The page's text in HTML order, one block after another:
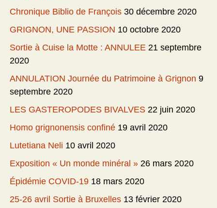
Chronique Biblio de François 30 décembre 2020
GRIGNON, UNE PASSION 10 octobre 2020
Sortie à Cuise la Motte : ANNULEE 21 septembre
2020
ANNULATION Journée du Patrimoine à Grignon 9
septembre 2020
LES GASTEROPODES BIVALVES 22 juin 2020
Homo grignonensis confiné 19 avril 2020
Lutetiana Neli 10 avril 2020
Exposition « Un monde minéral » 26 mars 2020
Épidémie COVID-19 18 mars 2020
25-26 avril Sortie à Bruxelles 13 février 2020